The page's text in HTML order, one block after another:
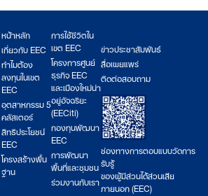
หน้าหลัก
เกี่ยวกับ EEC
ทำไมต้อง
ลงทุนในเขต
EEC
อุตสาหกรรม 5
คลัสเตอร์
สิทธิประโยชน์
EEC
โครงสร้างพื้น
ฐาน
การใช้ชีวิตใน
เขต EEC
โครงการศูนย์
ธุรกิจ EEC
และเมืองใหม่น่า
อยู่อัจฉริยะ
(EECiti)
กองทุนพัฒนา
EEC
การพัฒนา
พื้นที่และชุมชน
ร่วมงานกับเรา
ข่าวประชาสัมพันธ์
สื่อเผยแพร่
ติดต่อสอบถาม
ช่องทางการตอบแบบวัดการ
รับรู้
ของผู้มีส่วนได้ส่วนเสีย
ภายนอก (EEC)